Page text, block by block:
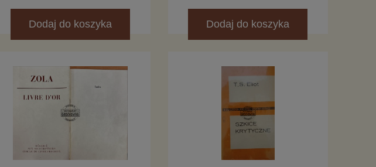
Dodaj do koszyka Dodaj do koszyka